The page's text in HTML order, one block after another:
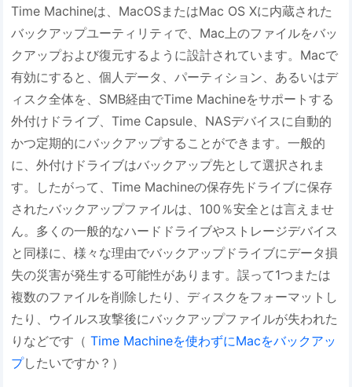
Time Machineは、MacOSまたはMac OS Xに内蔵された
バックアップユーティリティで、Mac上のファイルをバッ
クアップおよび復元するように設計されています。Macで
有効にすると、個人データ、パーティション、あるいはデ
ィスク全体を、SMB経由でTime Machineをサポートする
外付けドライブ、Time Capsule、NASデバイスに自動的
かつ定期的にバックアップすることができます。一般的
に、外付けドライブはバックアップ先として選択されま
す。したがって、Time Machineの保存先ドライブに保存
されたバックアップファイルは、100％安全とは言えませ
ん。多くの一般的なハードドライブやストレージデバイス
と同様に、様々な理由でバックアップドライブにデータ損
失の災害が発生する可能性があります。誤って1つまたは
複数のファイルを削除したり、ディスクをフォーマットし
たり、ウイルス攻撃後にバックアップファイルが失われた
りなどです（ Time Machineを使わずにMacをバックアッ
プしたいですか？）